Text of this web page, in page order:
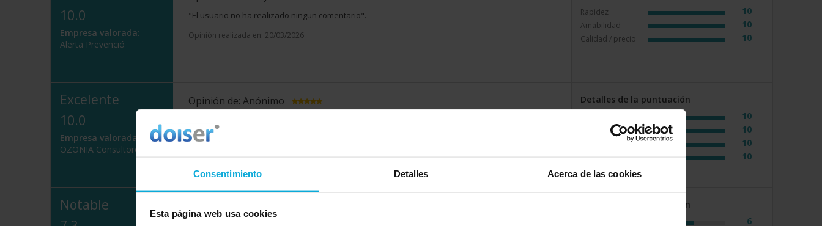
Consentimiento Detalles Acerca de las cookies
Esta página web usa cookies
10.0
Empresa valorada:
Alerta Prevenció
"El usuario no ha realizado ningun comentario".
Opinión realizada en: 20/03/2026
Rapidez 10
Amabilidad 10
Calidad / precio 10
Excelente
10.0
Empresa valorada:
OZONIA Consultores
Opinión de: Anónimo
el uso de la información. Destacar la labor de Antonio Heredia que aporta una buena capacidad
de comunicación y cercanía con el cliente.
Detalles de la puntuación
10
Amabilidad 10
Calidad / precio 10
10
Notable
Detalles de la puntuación
6